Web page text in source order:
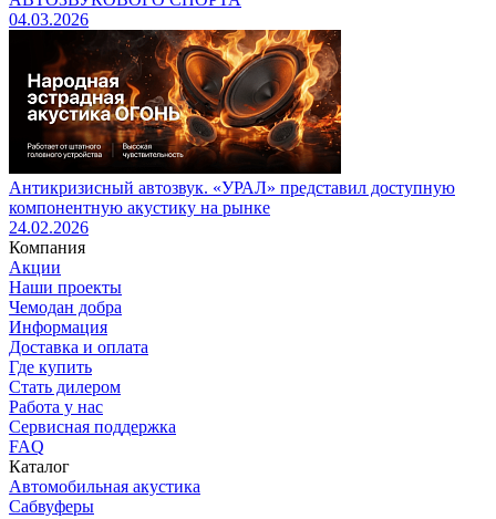
04.03.2026
Антикризисный автозвук. «УРАЛ» представил доступную
компонентную акустику на рынке
24.02.2026
Компания
Акции
Наши проекты
Чемодан добра
Информация
Доставка и оплата
Где купить
Стать дилером
Работа у нас
Сервисная поддержка
FAQ
Каталог
Автомобильная акустика
Сабвуферы